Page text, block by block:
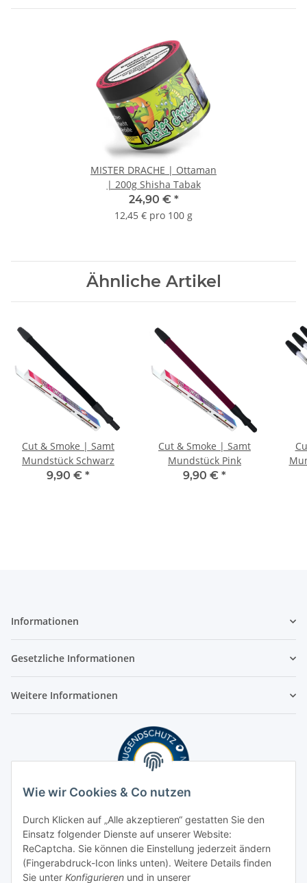
MISTER DRACHE | Ottaman
| 200g Shisha Tabak
24,90 € *
12,45 € pro 100 g
Ähnliche Artikel
Cut & Smoke | Samt
Mundstück Schwarz
9,90 € *
Cut & Smoke | Samt
Mundstück Pink
9,90 € *
Informationen
Gesetzliche Informationen
Weitere Informationen
Wie wir Cookies & Co nutzen
Durch Klicken auf „Alle akzeptieren“ gestatten Sie den
Einsatz folgender Dienste auf unserer Website:
ReCaptcha. Sie können die Einstellung jederzeit ändern
(Fingerabdruck-Icon links unten). Weitere Details finden
Sie unter Konfigurieren und in unserer